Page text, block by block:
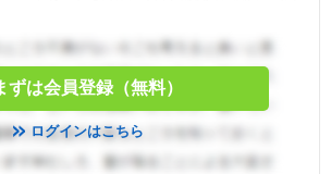
ずは会員登録（無料）
ログインはこちら